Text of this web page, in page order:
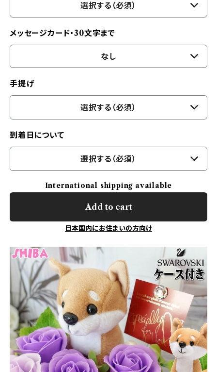
選択する（必須）
メッセージカード・30文字まで
なし
手提げ
選択する（必須）
到着日について
選択する（必須）
International shipping available
Add to cart
日本国内にお住まいの方向け